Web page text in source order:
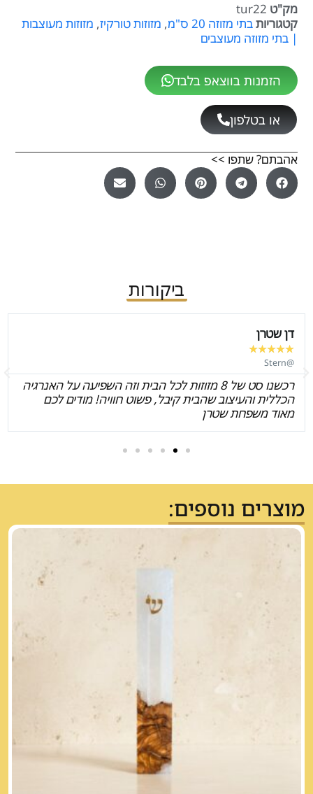
מק"ט tur22
קטגוריותבתי מזוזה 20 ס"מ , מזוזות טורקיז, מזוזות מעוצבות
| בתי מזוזה מעוצבים
הזמנות בווצאפ בלבד
או בטלפון
אהבתם? שתפו >>
ביקורות
דן שטרן
★
★
★
★
★
@Stern
רכשנו סט של 8 מזוזות לכל הבית וזה השפיעה על האנרגיה
הכללית והעיצוב שהבית קיבל, פשוט חוויה! מודים לכם
מאוד משפחת שטרן
מוצרים נוספים: